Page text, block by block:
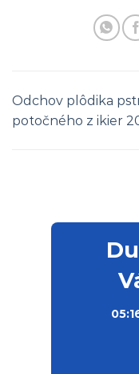
Odchov plôdika
potočného z ikier